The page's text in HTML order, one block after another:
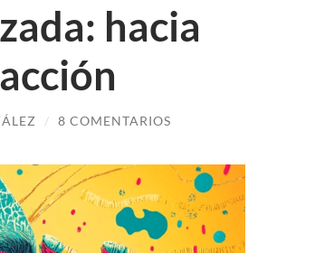
hacia
/ 8 COMENTARIOS